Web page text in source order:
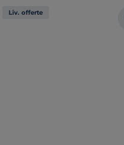
Liv. offerte